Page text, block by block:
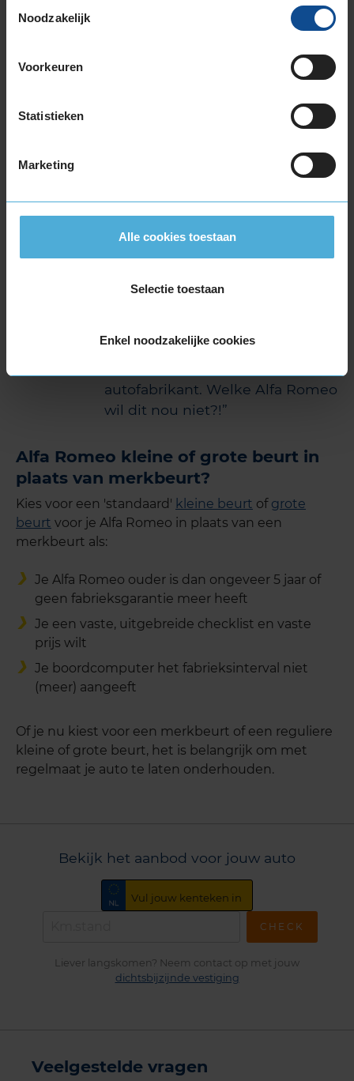
Noodzakelijk
Voorkeuren
Statistieken
Marketing
Alle cookies toestaan
Selectie toestaan
Enkel noodzakelijke cookies
Bij onze onderhoudsbeurt op
we behoud van de
Romeo. Alleen gecertificeerde
onderdelen die voldoen aan de
autofabrikant. Welke Alfa Romeo
wil dit nou niet?!
Alfa Romeo kleine of grote beurt in
plaats van merkbeurt?
Kies voor een 'standaard' kleine beurt of grote
beurt voor je Alfa Romeo in plaats van een
merkbeurt als:
Je Alfa Romeo ouder is dan ongeveer 5 jaar of
geen fabrieksgarantie meer heeft
Je een vaste, uitgebreide checklist en vaste
prijs wilt
Je boordcomputer het fabrieksinterval niet
(meer) aangeeft
Of je nu kiest voor een merkbeurt of een reguliere
kleine of grote beurt, het is belangrijk om met
regelmaat je auto te laten onderhouden.
Bekijk het aanbod voor jouw auto
CHECK
Liever langskomen? Neem contact op met jouw
dichtsbijzijnde vestiging
Veelgestelde vragen